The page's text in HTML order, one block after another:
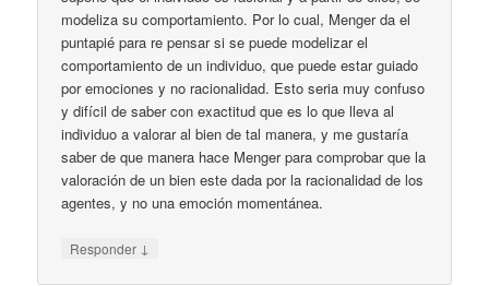
modeliza su comportamiento. Por lo cual, Menger da el
puntapié para re pensar si se puede modelizar el
comportamiento de un individuo, que puede estar guiado
por emociones y no racionalidad. Esto seria muy confuso
y difícil de saber con exactitud que es lo que lleva al
individuo a valorar al bien de tal manera, y me gustaría
saber de que manera hace Menger para comprobar que la
valoración de un bien este dada por la racionalidad de los
agentes, y no una emoción momentánea.
Responder ↓